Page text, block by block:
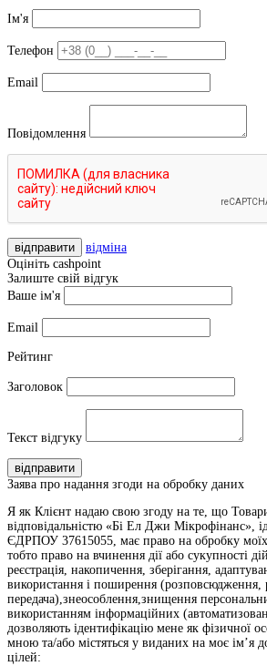
Ім'я
Телефон
Email
Повідомлення
відправити
відміна
Оцініть cashpoint
Залиште свій відгук
Ваше ім'я
Email
Рейтинг
Заголовок
Текст відгуку
відправити
Заява про надання згоди на обробку даних
Я як Клієнт надаю свою згоду на те, що
відповідальністю «Бі Ел Джи Мікрофінанс»,
ЄДРПОУ 37615055, має право на обробку
тобто право на вчинення дії або сукупності
реєстрація, накопичення, зберігання,
використання і поширення (розповсюдження,
передача),знеособлення,знищення
використанням інформаційних
дозволяють ідентифікацію мене як фізичної
мною та/або містяться у виданих на моє ім’я
цілей: